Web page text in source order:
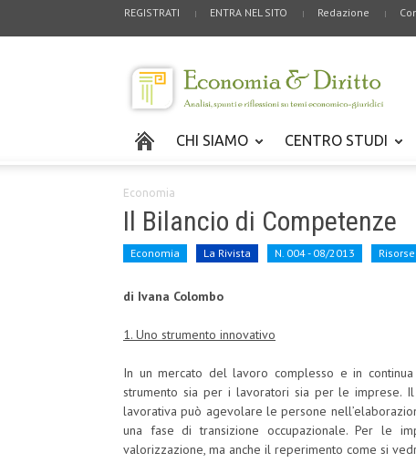
REGISTRATI ENTRA NEL SITO Redazione
CHI SIAMO CENTRO STUDI
Economia
Il Bilancio di Competenze
Economia La Rivista N. 004 - 08/2013
di Ivana Colombo
1. Uno strumento innovativo
In un mercato del lavoro complesso e in
strumento sia per i lavoratori sia per le imprese.
lavorativa può agevolare le persone
una fase di transizione occupazionale.Per le
valorizzazione, ma anche il reperimento come si